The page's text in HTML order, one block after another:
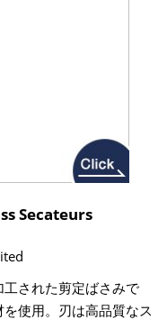
Secateurs
された剪定ばさみで
使用。刃は高品質なス